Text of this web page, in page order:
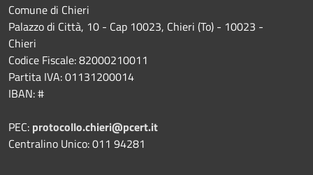
Comune di Chieri
Palazzo di Città, 10 - Cap 10023, Chieri (To) - 10023 -
Chieri
Codice Fiscale: 82000210011
Partita IVA: 01131200014
IBAN: #
PEC: protocollo.chieri@pcert.it
Centralino Unico: 011 94281